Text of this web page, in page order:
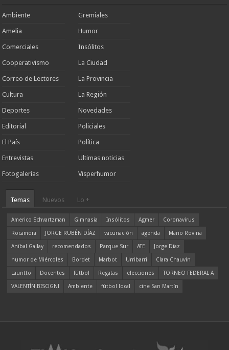
Ambiente
Amelia
Comerciales
Cooperativismo
Correo de Lectores
Cultura
Deportes
Editorial
El País
Entrevistas
Fotogalerías
Gremiales
Humor
Insólitos
La Ciudad
La Provincia
La Región
Novedades
Policiales
Política
Ultimas noticias
Visperhumor
Temas Nuevos Lo +
Americo Schvartzman Gimnasia Insólitos Agmer
Coronavirus
Rocamora
JORGE RUBÉN DÍAZ vacunación agenda
Mario Rovina
Aníbal Gallay
recomendados Parque Sur ATE
Jorge Díaz
humor de Miércoles
Bordet Marbot Urribarri
Clara Chauvín
Lauritto
Docentes fútbol Regatas elecciones
TORNEO FEDERAL A
VALENTÍN BISOGNI
Ambiente fútbol local cine San Martín